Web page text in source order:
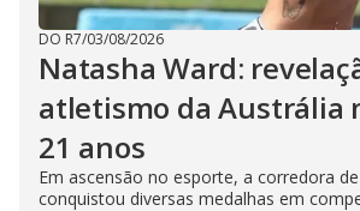
DO R7/03/08/2026
Natasha Ward:
atletismo da Austrália
21 anos
Em ascensão no esporte, a corredora
conquistou diversas medalhas em